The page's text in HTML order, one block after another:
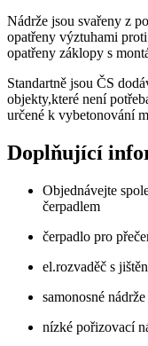
Nádrže jsou svařeny z
opatřeny výztuhami
opatřeny záklopy s
Standartně jsou ČS
objekty,které není
určené k vybetonování
Doplňující
Objednávejte
čerpadlem
čerpadlo pro
el.rozvaděč s
samonosné nádrže
nízké pořizovací